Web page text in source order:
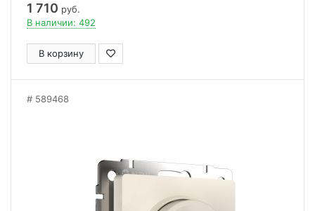
1 710 руб.
В наличии: 492
В корзину
589468